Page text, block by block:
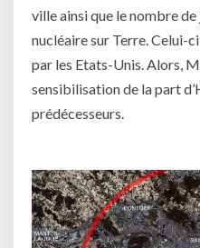
ville ainsi que le nombre
nucléaire sur Terre. Celui-ci
par les Etats-Unis. Alors,
sensibilisation de la part
prédécesseurs.